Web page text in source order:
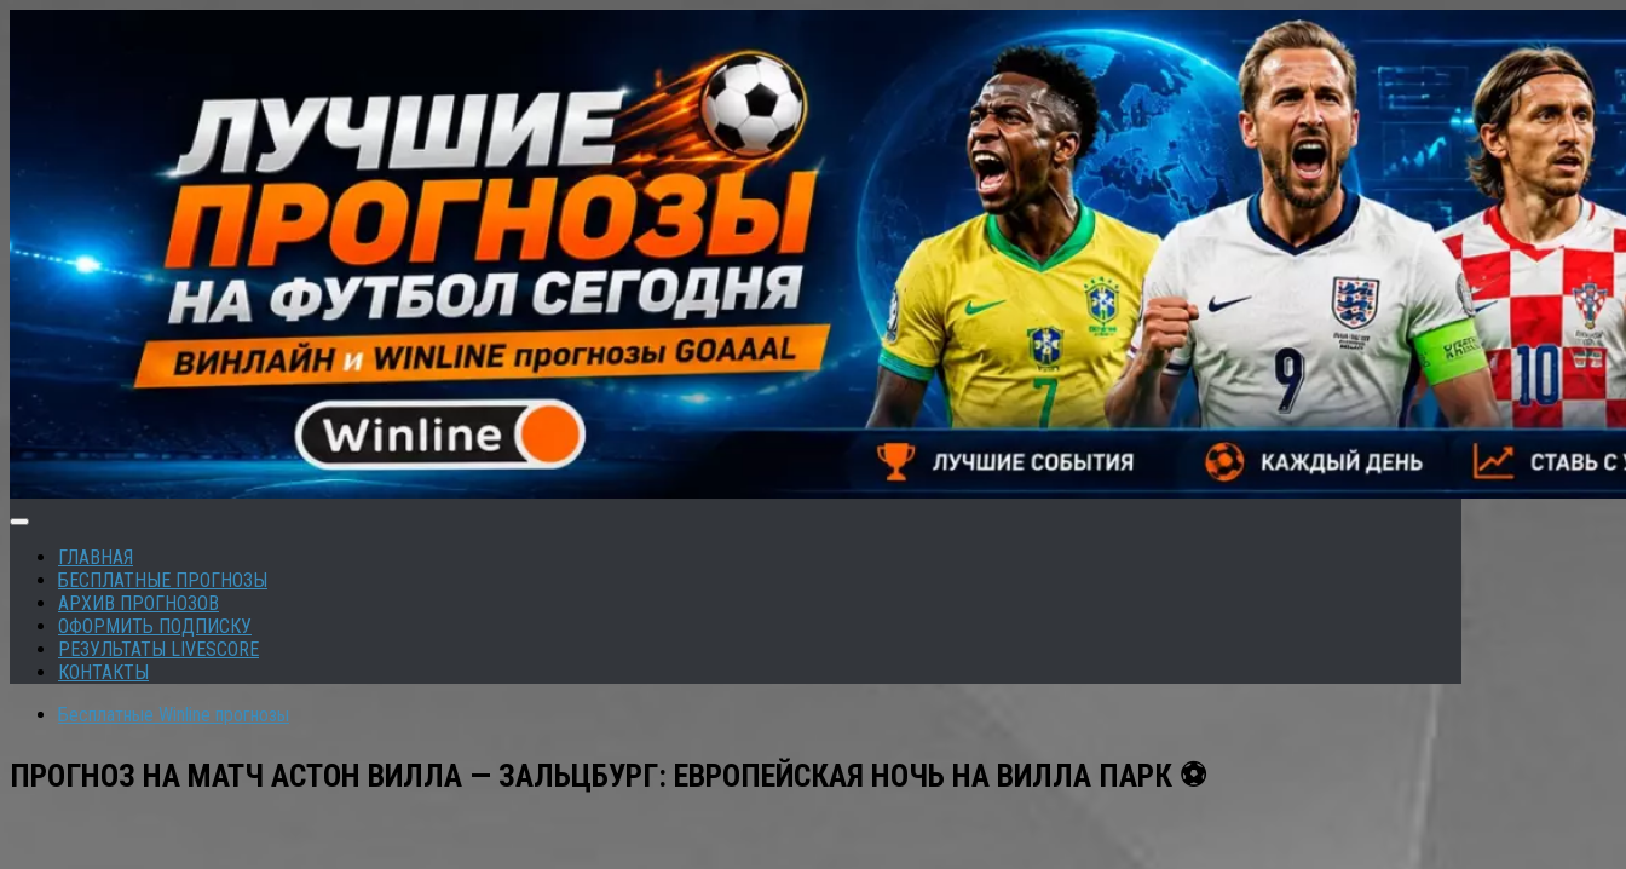
ГЛАВНАЯ
БЕСПЛАТНЫЕ ПРОГНОЗЫ
АРХИВ ПРОГНОЗОВ
ОФОРМИТЬ ПОДПИСКУ
РЕЗУЛЬТАТЫ LIVESCORE
КОНТАКТЫ
Бесплатные Winline прогнозы
ПРОГНОЗ НА МАТЧ АСТОН ВИЛЛА — ЗАЛЬЦБУРГ: ЕВРОПЕЙСКАЯ НОЧЬ НА ВИЛЛА ПАРК ⚽